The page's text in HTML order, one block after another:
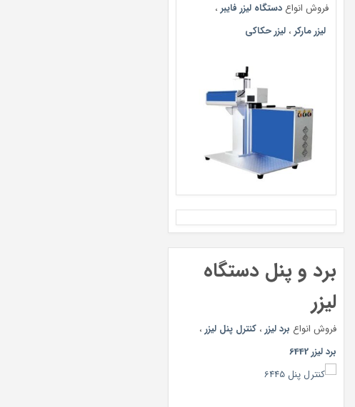
فروش انواع دستگاه لیزر فایبر ،
لیزر مارکر ، لیزر حکاکی
برد و پنل دستگاه
لیزر
فروش انواع برد لیزر ، کنترل پنل لیزر ،
برد لیزر 6442